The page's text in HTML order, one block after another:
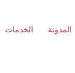
المدونة الخدمات